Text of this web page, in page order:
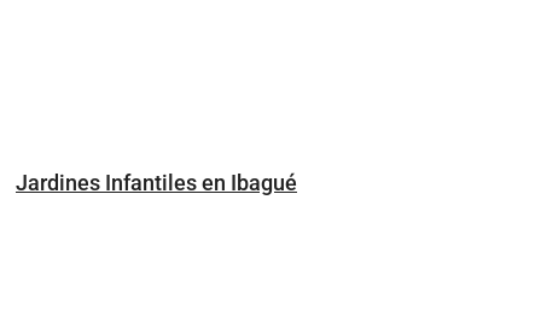
Jardines Infantiles en Ibagué